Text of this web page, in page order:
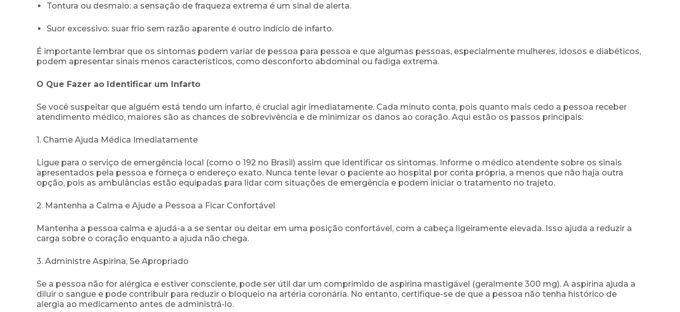
Tontura ou desmaio: a sensação de fraqueza extrema é um sinal de alerta.
Suor excessivo: suar frio sem razão aparente é outro indício de infarto.
É importante lembrar que os sintomas podem variar de pessoa para pessoa e que algumas pessoas, especialmente mulheres, idosos e diabéticos,
podem apresentar sinais menos característicos, como desconforto abdominal ou fadiga extrema.
O Que Fazer ao Identificar um Infarto
Se você suspeitar que alguém está tendo um infarto, é crucial agir imediatamente. Cada minuto conta, pois quanto mais cedo a pessoa receber
atendimento médico, maiores são as chances de sobrevivência e de minimizar os danos ao coração. Aqui estão os passos principais:
1. Chame Ajuda Médica Imediatamente
Ligue para o serviço de emergência local (como o 192 no Brasil) assim que identificar os sintomas. Informe o médico atendente sobre os sinais
apresentados pela pessoa e forneça o endereço exato. Nunca tente levar o paciente ao hospital por conta própria, a menos que não haja outra
opção, pois as ambulâncias estão equipadas para lidar com situações de emergência e podem iniciar o tratamento no trajeto.
2. Mantenha a Calma e Ajude a Pessoa a Ficar Confortável
Mantenha a pessoa calma e ajudá-a a se sentar ou deitar em uma posição confortável, com a cabeça ligeiramente elevada. Isso ajuda a reduzir a
carga sobre o coração enquanto a ajuda não chega.
3. Administre Aspirina, Se Apropriado
Se a pessoa não for alérgica e estiver consciente, pode ser útil dar um comprimido de aspirina mastigável (geralmente 300 mg). A aspirina ajuda a
diluir o sangue e pode contribuir para reduzir o bloqueio na artéria coronária. No entanto, certifique-se de que a pessoa não tenha histórico de
alergia ao medicamento antes de administrá-lo.